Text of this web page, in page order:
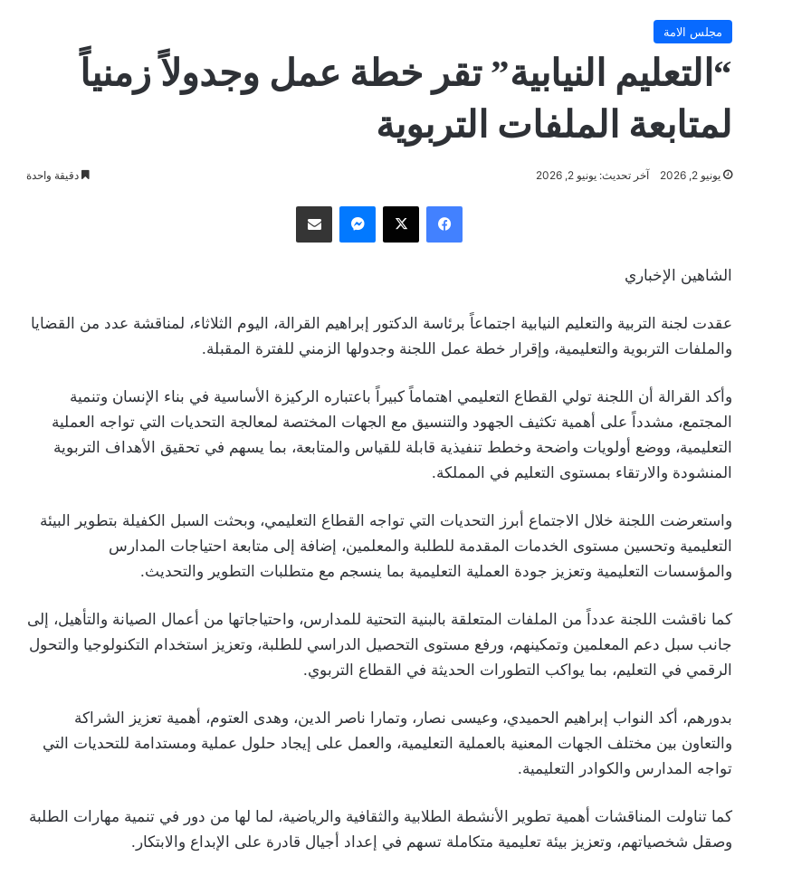
مجلس الامة
“التعليم النيابية” تقر خطة عمل وجدولاً زمنياً
لمتابعة الملفات التربوية
يونيو 2, 2026 آخر تحديث: يونيو 2, 2026 دقيقة واحدة
فيسبوك ‫X ماسنجر مشاركة عبر البريد
الشاهين الإخباري
عقدت لجنة التربية والتعليم النيابية اجتماعاً برئاسة الدكتور إبراهيم القرالة، اليوم الثلاثاء، لمناقشة عدد من القضايا
والملفات التربوية والتعليمية، وإقرار خطة عمل اللجنة وجدولها الزمني للفترة المقبلة.
وأكد القرالة أن اللجنة تولي القطاع التعليمي اهتماماً كبيراً باعتباره الركيزة الأساسية في بناء الإنسان وتنمية
المجتمع، مشدداً على أهمية تكثيف الجهود والتنسيق مع الجهات المختصة لمعالجة التحديات التي تواجه العملية
التعليمية، ووضع أولويات واضحة وخطط تنفيذية قابلة للقياس والمتابعة، بما يسهم في تحقيق الأهداف التربوية
المنشودة والارتقاء بمستوى التعليم في المملكة.
واستعرضت اللجنة خلال الاجتماع أبرز التحديات التي تواجه القطاع التعليمي، وبحثت السبل الكفيلة بتطوير البيئة
التعليمية وتحسين مستوى الخدمات المقدمة للطلبة والمعلمين، إضافة إلى متابعة احتياجات المدارس
والمؤسسات التعليمية وتعزيز جودة العملية التعليمية بما ينسجم مع متطلبات التطوير والتحديث.
كما ناقشت اللجنة عدداً من الملفات المتعلقة بالبنية التحتية للمدارس، واحتياجاتها من أعمال الصيانة والتأهيل، إلى
جانب سبل دعم المعلمين وتمكينهم، ورفع مستوى التحصيل الدراسي للطلبة، وتعزيز استخدام التكنولوجيا والتحول
الرقمي في التعليم، بما يواكب التطورات الحديثة في القطاع التربوي.
بدورهم، أكد النواب إبراهيم الحميدي، وعيسى نصار، وتمارا ناصر الدين، وهدى العتوم، أهمية تعزيز الشراكة
والتعاون بين مختلف الجهات المعنية بالعملية التعليمية، والعمل على إيجاد حلول عملية ومستدامة للتحديات التي
تواجه المدارس والكوادر التعليمية.
كما تناولت المناقشات أهمية تطوير الأنشطة الطلابية والثقافية والرياضية، لما لها من دور في تنمية مهارات الطلبة
وصقل شخصياتهم، وتعزيز بيئة تعليمية متكاملة تسهم في إعداد أجيال قادرة على الإبداع والابتكار.